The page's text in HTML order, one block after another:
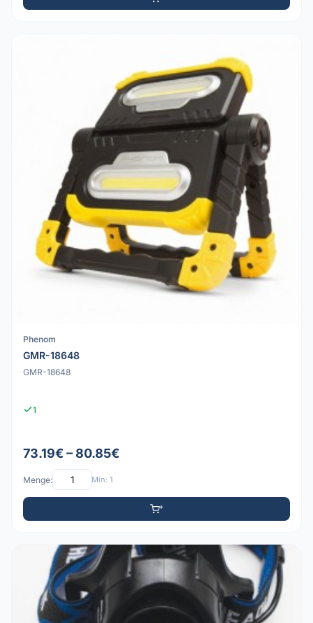
Phenom
GMR-18648
GMR-18648
1
73.19€ – 80.85€
Menge: Min: 1